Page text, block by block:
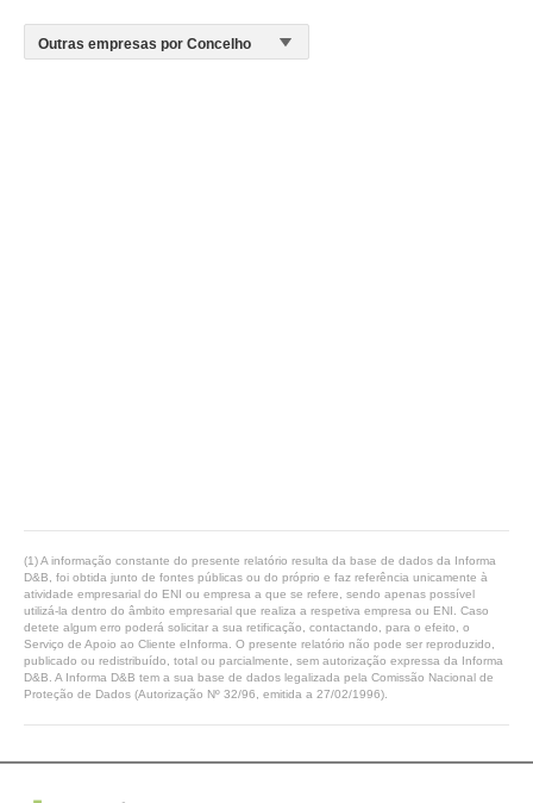
(1) A informação constante do presente relatório resulta da base de dados da Informa
D&B, foi obtida junto de fontes públicas ou do próprio e faz referência unicamente à
atividade empresarial do ENI ou empresa a que se refere, sendo apenas possível
utilizá-la dentro do âmbito empresarial que realiza a respetiva empresa ou ENI. Caso
detete algum erro poderá solicitar a sua retificação, contactando, para o efeito, o
Serviço de Apoio ao Cliente eInforma. O presente relatório não pode ser reproduzido,
publicado ou redistribuído, total ou parcialmente, sem autorização expressa da Informa
D&B. A Informa D&B tem a sua base de dados legalizada pela Comissão Nacional de
Proteção de Dados (Autorização Nº 32/96, emitida a 27/02/1996).